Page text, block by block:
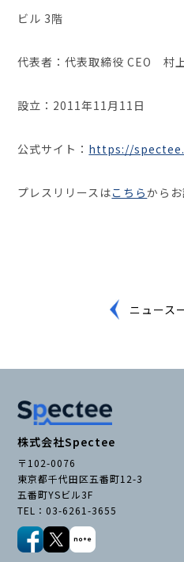
ビル 3階
代表者：代表取締役 CEO 村
設立：2011年11月11日
公式サイト： https://
プレスリリースはこちらからお
ニュース
株式会社Spectee
〒102-0076
東京都千代田区五番町12-3
五番町YSビル3F
TEL：03-6261-3655